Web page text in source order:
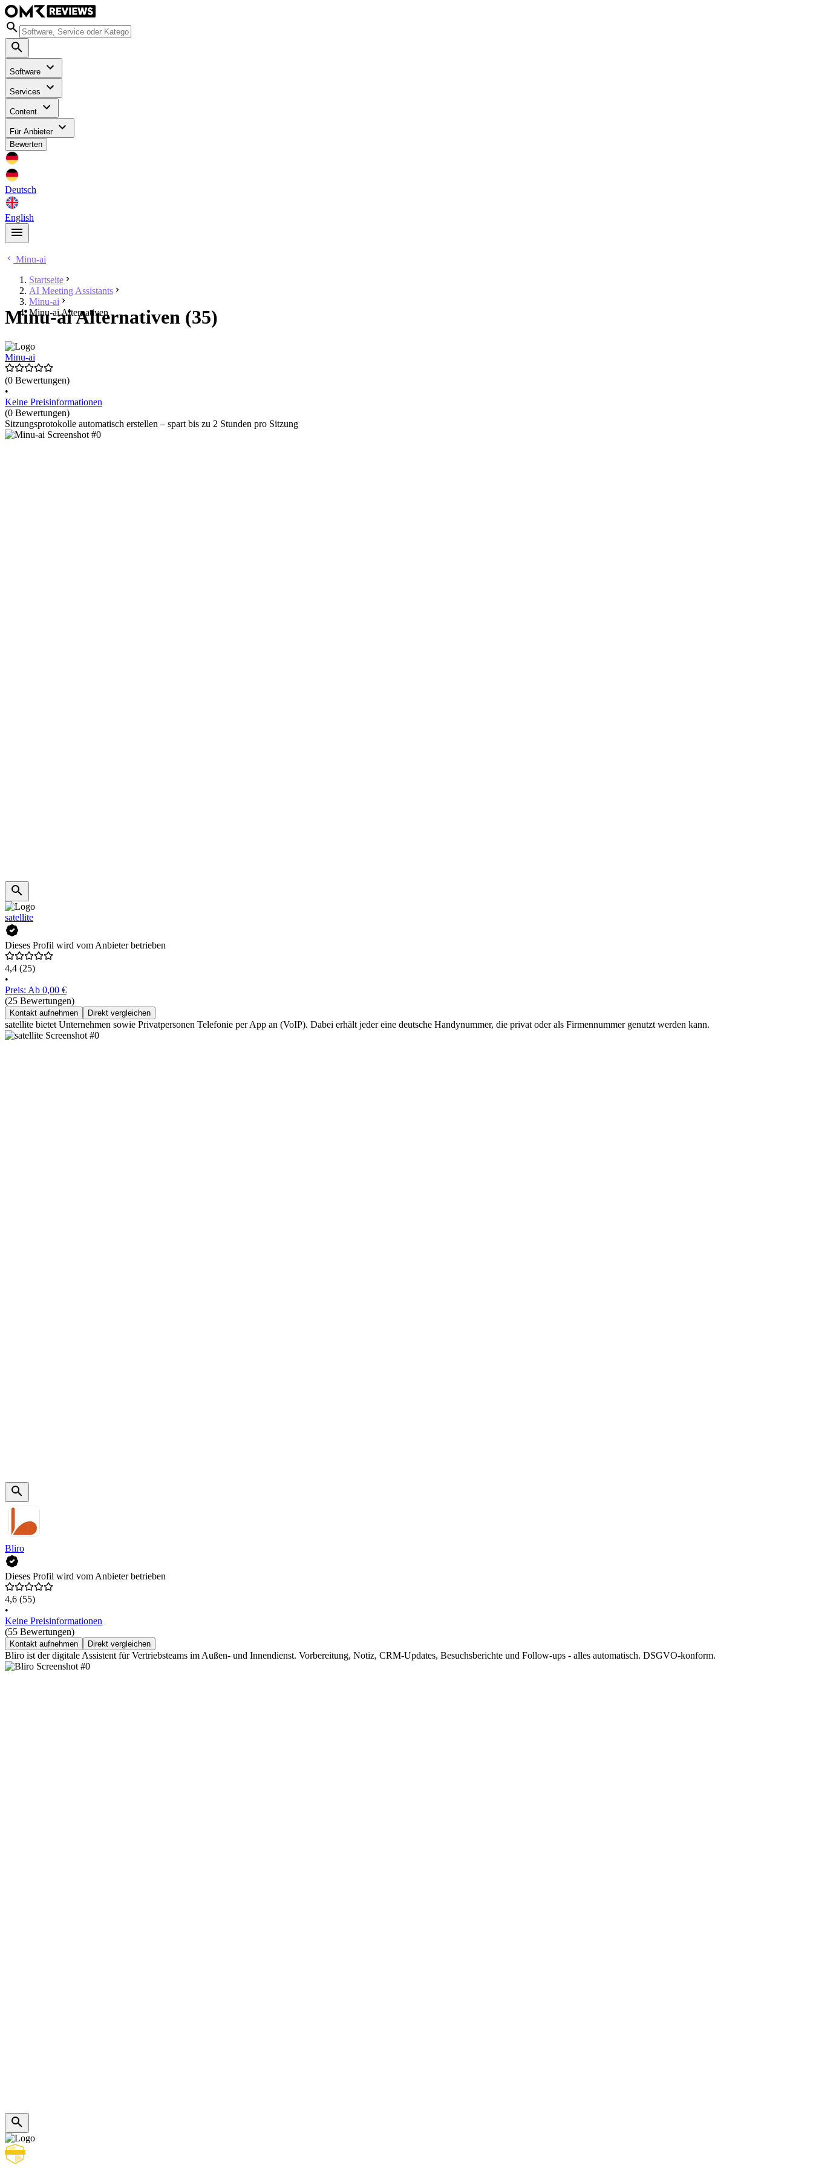
Software
Services
Content
Für Anbieter
Bewerten
Deutsch
English
Minu-ai
Startseite
AI Meeting Assistants
Minu-ai
Minu-ai Alternativen
Minu-ai Alternativen (35)
Minu-ai
(0 Bewertungen)
•
Keine Preisinformationen
(0 Bewertungen)
Sitzungsprotokolle automatisch erstellen – spart bis zu 2 Stunden pro Sitzung
satellite
Dieses Profil wird vom Anbieter betrieben
4,4 (25)
•
Preis: Ab 0,00 €
(25 Bewertungen)
Kontakt aufnehmen Direkt vergleichen
satellite bietet Unternehmen sowie Privatpersonen Telefonie per App an (VoIP). Dabei erhält jeder eine deutsche Handynummer, die privat oder als Firmennummer genutzt werden kann.
Bliro
Dieses Profil wird vom Anbieter betrieben
4,6 (55)
•
Keine Preisinformationen
(55 Bewertungen)
Kontakt aufnehmen Direkt vergleichen
Bliro ist der digitale Assistent für Vertriebsteams im Außen- und Innendienst. Vorbereitung, Notiz, CRM-Updates, Besuchsberichte und Follow-ups - alles automatisch. DSGVO-konform.